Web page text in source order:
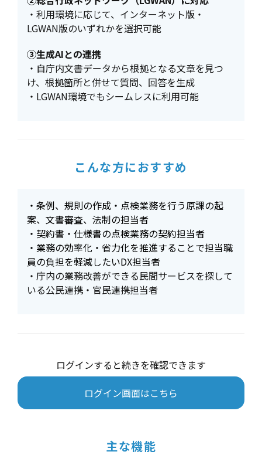
・利用環境に応じて、インターネット版・
LGWAN版のいずれかを選択可能
③生成AIとの連携
・自庁内文書データから根拠となる文章を見つ
け、根拠箇所と併せて質問、回答を生成
・LGWAN環境でもシームレスに利用可能
こんな方におすすめ
・条例、規則の作成・点検業務を行う原課の起
案、文書審査、法制の担当者
・契約書・仕様書の点検業務の契約担当者
・業務の効率化・省力化を推進することで担当職
員の負担を軽減したいDX担当者
・庁内の業務改善ができる民間サービスを探して
いる公民連携・官民連携担当者
ログインすると続きを確認できます
ログイン画面はこちら
主な機能